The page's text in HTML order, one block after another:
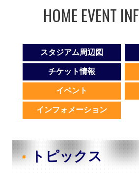
HOME EVENT
スタジアム周辺図
チケット情報
イベント
インフォメーション
トピックス